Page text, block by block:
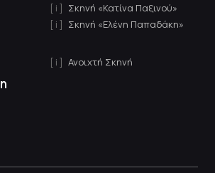
Σκηνή «Κατίνα Παξινού»
Σκηνή «Ελένη Παπαδάκη»
Ανοιχτή Σκηνή